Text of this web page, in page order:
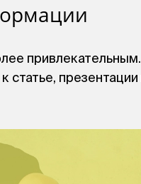
статье, презентации